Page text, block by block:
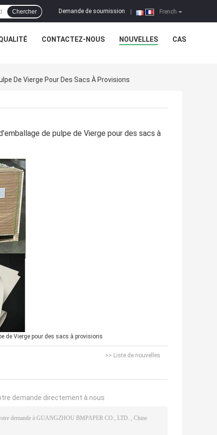
French
Demande de soumission
Chercher
CONTACTEZ-NOUS NOUVELLES CAS
De Vierge Pour Des Sacs À Provisions
de pulpe de Vierge pour des sacs à
de Vierge pour des sacs à provisions
>> Liste de nouvelles
demande directement à nous